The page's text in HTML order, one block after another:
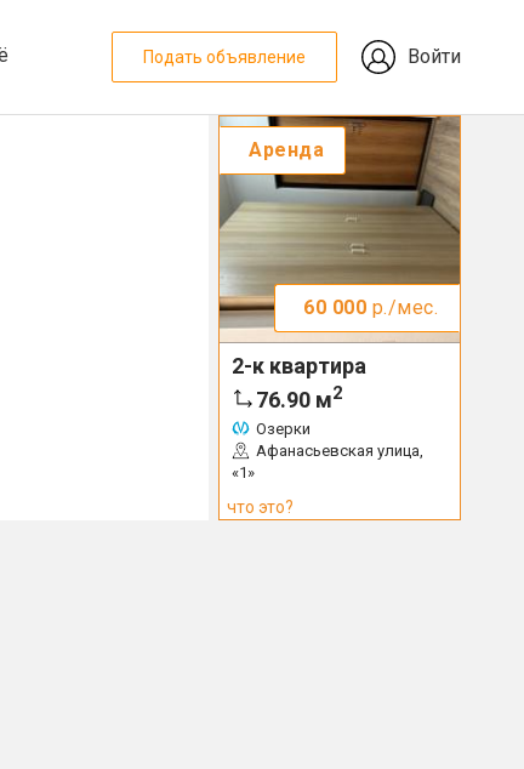
Подать объявление Войти
Аренда
60 000 р./мес.
2-к квартира
76.90 м2
Озерки
Афанасьевская улица,
«1»
что это?